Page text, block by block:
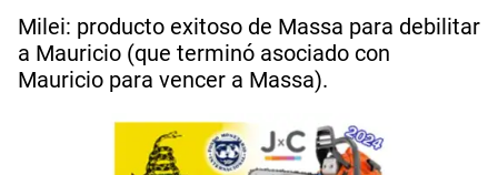
Milei: producto exitoso de Massa para debilitar
a Mauricio (que terminó asociado con
Mauricio para vencer a Massa).